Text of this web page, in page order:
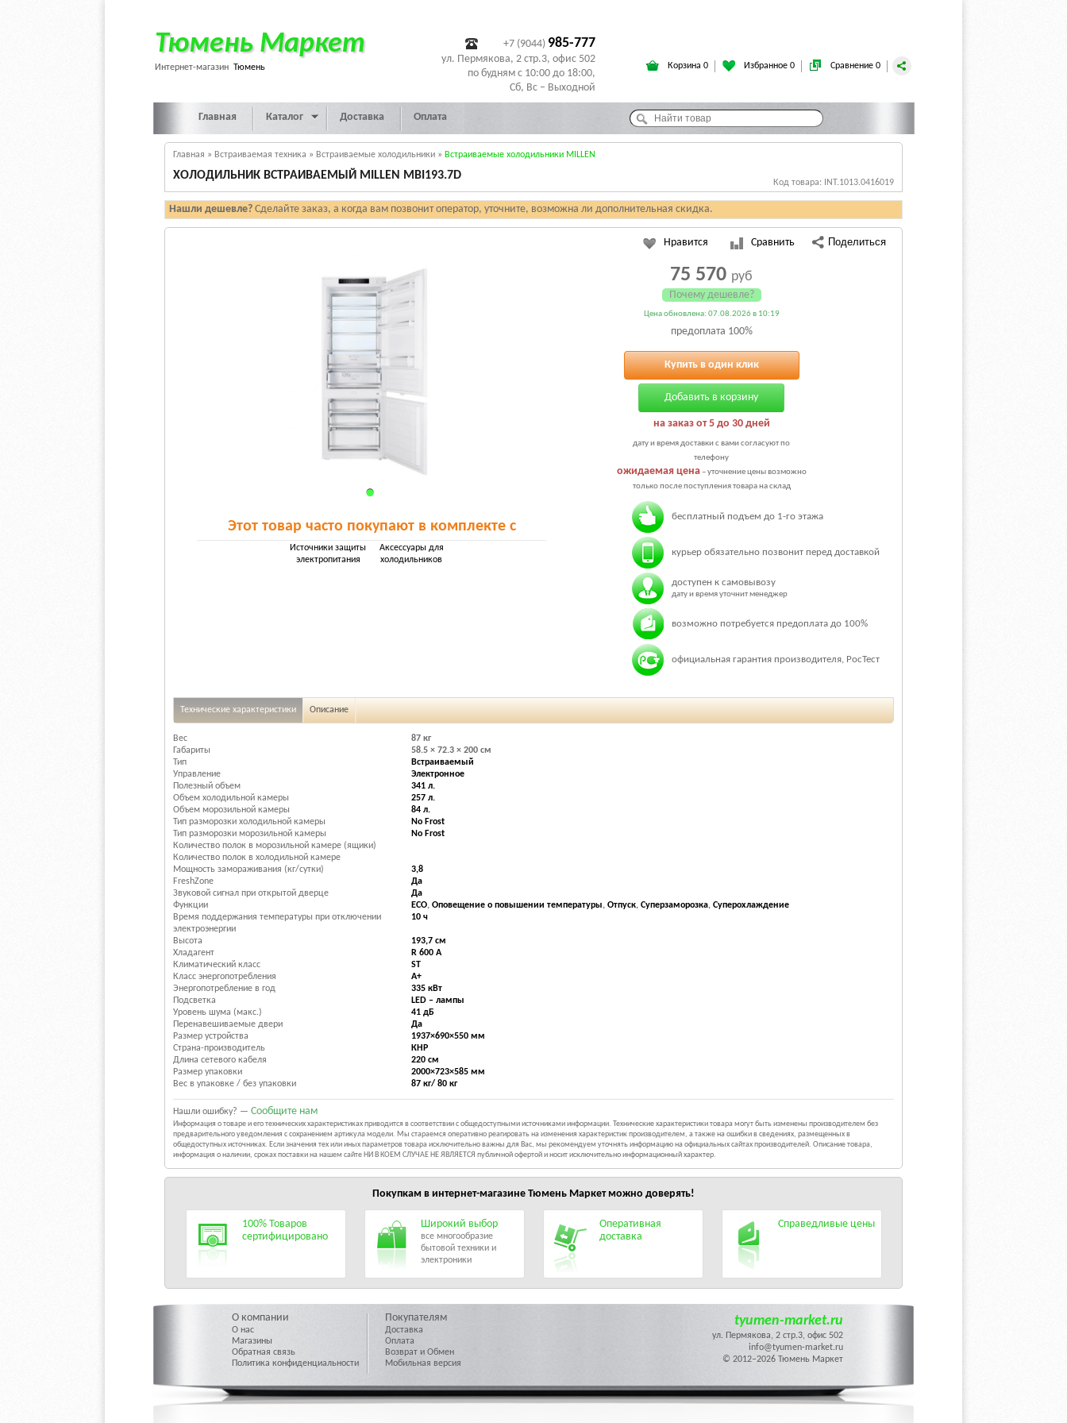
Тюмень Маркет
Интернет-магазин Тюмень
+7 (9044) 985-777
ул. Пермякова, 2 стр.3, офис 502
по будням с 10:00 до 18:00,
Сб, Вс – Выходной
Корзина 0 Избранное 0 Сравнение 0
Главная Каталог Доставка Оплата
Главная » Встраиваемая техника » Встраиваемые холодильники » Встраиваемые холодильники MILLEN
Код товара: INT.1013.0416019
ХОЛОДИЛЬНИК ВСТРАИВАЕМЫЙ MILLEN MBI193.7D
Нашли дешевле? Сделайте заказ, а когда вам позвонит оператор, уточните, возможна ли дополнительная скидка.
Этот товар часто покупают в комплекте с
Источники защиты
электропитания
Аксессуары для
холодильников
Нравится Сравнить
75 570 руб
Почему дешевле?
Цена обновлена: 07.08.2026 в 10:19
предоплата 100%
Купить в один клик
Добавить в корзину
на заказ от 5 до 30 дней
дату и время доставки с вами согласуют по
телефону
ожидаемая цена– уточнение цены возможно
только после поступления товара на склад
бесплатный подъем до 1-го этажа
курьер обязательно позвонит перед доставкой
доступен к самовывозу
дату и время уточнит менеджер
возможно потребуется предоплата до 100%
официальная гарантия производителя, РосТест
Технические характеристики Описание
Вес
87 кг
Габариты
58.5 × 72.3 × 200 см
Тип
Встраиваемый
Управление
Электронное
Полезный объем
341 л.
Объем холодильной камеры
257 л.
Объем морозильной камеры
84 л.
Тип разморозки холодильной камеры
No Frost
Тип разморозки морозильной камеры
No Frost
Количество полок в морозильной камере (ящики)
Количество полок в холодильной камере
Мощность замораживания (кг/сутки)
3,8
FreshZone
Да
Звуковой сигнал при открытой дверце
Да
Функции
ECO, Оповещение о повышении температуры, Отпуск, Суперзаморозка, Суперохлаждение
Время поддержания температуры при отключении
электроэнергии
10 ч
Высота
193,7 см
Хладагент
R 600 A
Климатический класс
ST
Класс энергопотребления
A+
Энергопотребление в год
335 кВт
Подсветка
LED – лампы
Уровень шума (макс.)
41 дБ
Перенавешиваемые двери
Да
Размер устройства
1937×690×550 мм
Страна-производитель
КНР
Длина сетевого кабеля
220 см
Размер упаковки
2000×723×585 мм
Вес в упаковке / без упаковки
87 кг/ 80 кг
Нашли ошибку? — Сообщите нам
Информация о товаре и его технических характеристиках приводится в соответствии с общедоступными источниками информации. Технические характеристики товара могут быть изменены производителем без
предварительного уведомления с сохранением артикула модели. Мы стараемся оперативно реагировать на изменения характеристик производителем, а также на ошибки в сведениях, размещенных в
общедоступных источниках. Если значения тех или иных параметров товара исключительно важны для Вас, мы рекомендуем уточнять информацию на официальных сайтах производителей. Описание товара,
информация о наличии, сроках поставки на нашем сайте НИ В КОЕМ СЛУЧАЕ НЕ ЯВЛЯЕТСЯ публичной офертой и носит исключительно информационный характер.
Покупкам в интернет-магазине Тюмень Маркетможно доверять!
100% Товаров
сертифицировано
Широкий выбор
все многообразие
бытовой техники и
электроники
Оперативная
доставка
Справедливые цены
О компании
О нас
Магазины
Обратная связь
Политика конфиденциальности
Покупателям
Доставка
Оплата
Возврат и Обмен
Мобильная версия
tyumen-market.ru
ул. Пермякова, 2 стр.3, офис 502
info@tyumen-market.ru
© 2012–2026 Тюмень Маркет